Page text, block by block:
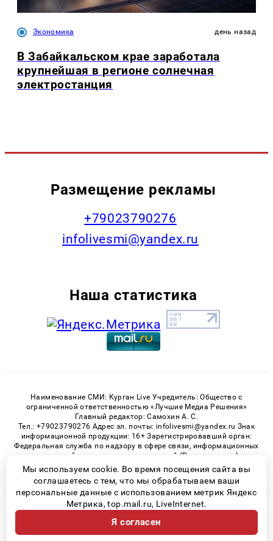
Экономика день назад
В Забайкальском крае заработала
крупнейшая в регионе солнечная
электростанция
Размещение рекламы
+79023790276
infolivesmi@yandex.ru
Наша статистика
Наименование СМИ: Курган Live Учредитель: Общество с
ограниченной ответственностью «Лучшие Медиа Решения»
Главный редактор: Самохин А. С.
Тел.: +79023790276 Адрес эл. почты: infolivesmi@yandex.ru Знак
информационной продукции: 16+ Зарегистрировавший орган:
Федеральная служба по надзору в сфере связи, информационных
технологий и массовых коммуникаций (Роскомнадзор)
Регистрационный номер СМИ ЭЛ № ФС 77 - 82535 от 21.01.2022
© 2026 «Kurgan-Live» | Все права защищены
Возрастная категория сайта 16+
Политика конфиденциальности
Мы используем cookie. Во время посещения сайта вы
соглашаетесь с тем, что мы обрабатываем ваши
персональные данные с использованием метрик Яндекс
Метрика, top.mail.ru, LiveInternet.
Я согласен